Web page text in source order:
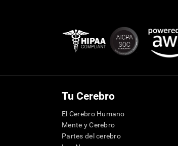
Tu Cerebro
El Cerebro Humano
Mente y Cerebro
Partes del cerebro